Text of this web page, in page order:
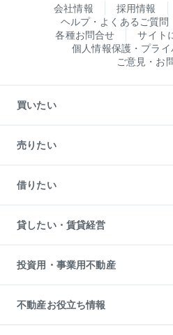
会社情報 採用情報
ヘルプ・よくあるご質問
各種お問合せ
サイト
個人情報保護・プラ
ご意見・お
買いたい
新築・分譲マンションの購入
中古マンションの購入
一戸建ての購入
中古一戸建ての購入
不動産購入の流れ
注目キーワード物件特集
購入ガイド
English 繁体中文簡体中文
売りたい
一戸建ての売却・査定
土地の売却・査定
スピードAI査定
不動産査定について
不動産売却の流れ
不動産買換えの流れ
売却ガイド
借りたい
オフィス・店舗の賃貸
借りるときの流れ
借りるガイド
貸したい・賃貸経営
マンション賃料データ
賃貸管理プラン
リロケーションについて
貸すガイド
投資用・事業用不動産
事業用不動産
マンション投資
投資用マンション
不動産お役立ち情報